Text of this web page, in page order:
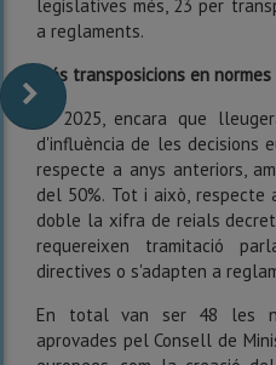
legislatives més, 23 per
a reglaments.
Més transposicions en
El 2025, encara que
d'influència de les decisions
respecte a anys anteriors,
del 50%. Tot i això, respecte
doble la xifra de reials
requereixen tramitació
directives o s'adapten a
En total van ser 48 les
aprovades pel Consell de